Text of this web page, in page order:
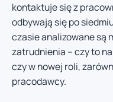
kontaktuje się z
odbywają się po
czasie analizowane są
zatrudnienia – czy to
czy w nowej roli,
pracodawcy.